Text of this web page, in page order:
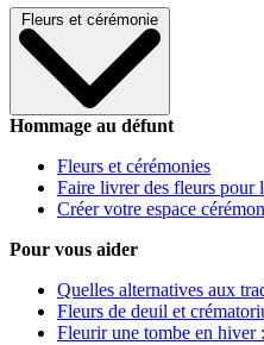
Fleurs et cérémonie
Hommage au défunt
Fleurs et cérémonies
Faire livrer des fleurs pour
Créer votre espace
Pour vous aider
Quelles alternatives aux
Fleurs de deuil et
Fleurir une tombe en hiver